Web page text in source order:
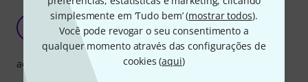
simplesmente em ‘Tudo bem’ (mostrar todos).
Você pode revogar o seu consentimento a
qualquer momento através das configurações de
cookies (aqui)
Great!
Kiev 27.06.2024
acabamento